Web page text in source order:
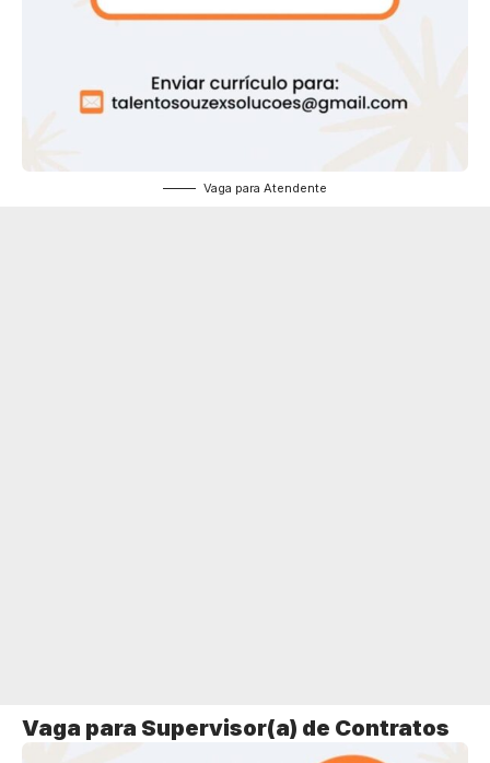
Vaga para Atendente
Vaga para Supervisor(a) de Contratos